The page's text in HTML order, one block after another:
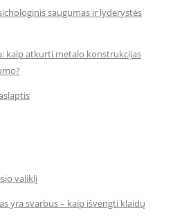
saugumas ir lyderystės
kaip atkurti metalo konstrukcijas
valiklį
yra svarbus – kaip išvengti klaidų